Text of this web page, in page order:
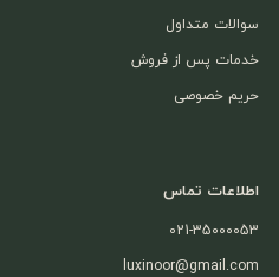
سوالات متداول
خدمات پس از فروش
حریم خصوصی
اطلاعات تماس
021-35000053
luxinoor@gmail.com